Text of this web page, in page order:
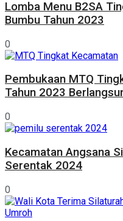
Lomba Menu B2SA
Bumbu Tahun 2023
0
Pembukaan MTQ
Tahun 2023
0
Kecamatan Angsana
Serentak 2024
0